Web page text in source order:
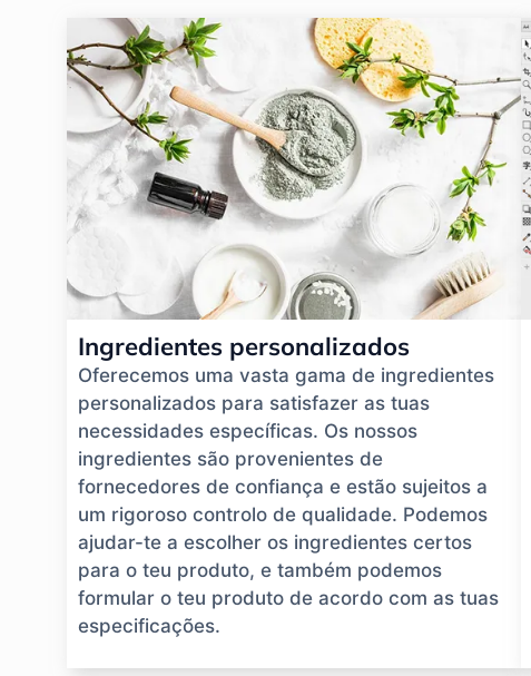
Ingredientes personalizados
Oferecemos uma vasta gama de ingredientes
personalizados para satisfazer as tuas
necessidades específicas. Os nossos
ingredientes são provenientes de
fornecedores de confiança e estão sujeitos a
um rigoroso controlo de qualidade. Podemos
ajudar-te a escolher os ingredientes certos
para o teu produto, e também podemos
formular o teu produto de acordo com as tuas
especificações.